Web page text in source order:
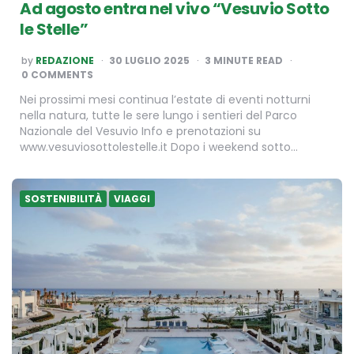
Ad agosto entra nel vivo “Vesuvio Sotto
le Stelle”
POSTED
BY
by REDAZIONE 30 LUGLIO 2025 3 MINUTE READ
0 COMMENTS
Nei prossimi mesi continua l’estate di eventi notturni
nella natura, tutte le sere lungo i sentieri del Parco
Nazionale del Vesuvio Info e prenotazioni su
www.vesuviosottolestelle.it Dopo i weekend sotto…
SOSTENIBILITÀ VIAGGI